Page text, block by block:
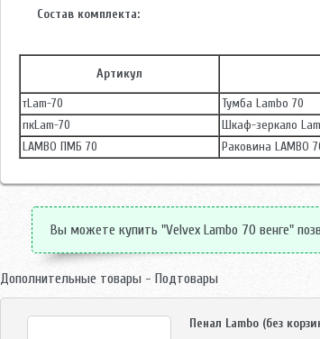
Состав комплекта:
Артикул
тLam-70
Тумба Lambo 70
пкLam-70
Шкаф-зеркало
LAMBO ПМБ 70
Раковина LAMBO
Вы можете купить "Velvex Lambo 70 венге"
Дополнительные товары - Подтовары
Пенал Lambo (без